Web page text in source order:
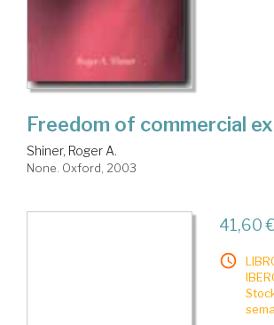
Freedom of commercial
Shiner, Roger A.
None. Oxford, 2003
41,60 €